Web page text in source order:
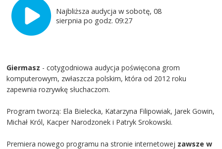
Najbliższa audycja w sobotę, 08
sierpnia po godz. 09:27
Giermasz - cotygodniowa audycja poświęcona grom
komputerowym, zwłaszcza polskim, która od 2012 roku
zapewnia rozrywkę słuchaczom.
Program tworzą: Ela Bielecka, Katarzyna Filipowiak, Jarek Gowin,
Michał Król, Kacper Narodzonek i Patryk Srokowski.
Premiera nowego programu na stronie internetowej zawsze w